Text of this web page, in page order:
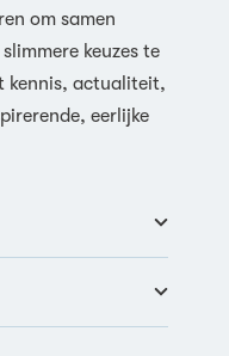
om samen
keuzes te
kennis, actualiteit,
eerlijke